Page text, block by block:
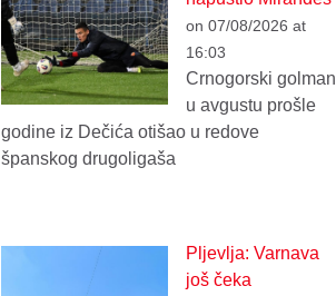
on 07/08/2026 at
16:03
Crnogorski golman
u avgustu prošle
godine iz Dečića otišao u redove
španskog drugoligaša
Pljevlja: Varnava
još čeka